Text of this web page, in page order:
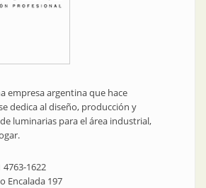
empresa argentina que hace
dedica al diseño, producción y
luminarias para el área industrial,
4763-1622
Encalada 197